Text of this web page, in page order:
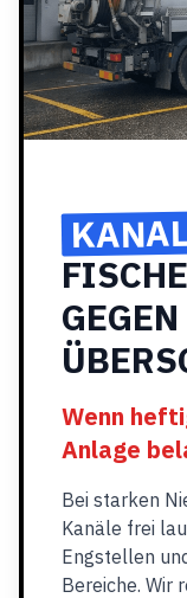
Wenn
Anlage
Bei starken
Kanäle frei
Engstellen
Bereiche. Wir